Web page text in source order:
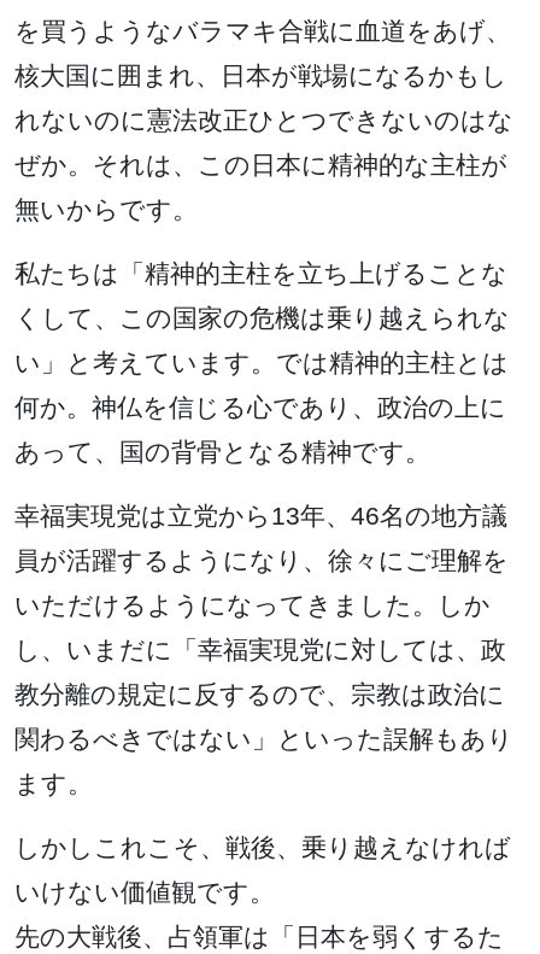
を買うようなバラマキ合戦に血道をあげ、
核大国に囲まれ、日本が戦場になるかもし
れないのに憲法改正ひとつできないのはな
ぜか。それは、この日本に精神的な主柱が
無いからです。
私たちは「精神的主柱を立ち上げることな
くして、この国家の危機は乗り越えられな
い」と考えています。では精神的主柱とは
何か。神仏を信じる心であり、政治の上に
あって、国の背骨となる精神です。
幸福実現党は立党から13年、46名の地方議
員が活躍するようになり、徐々にご理解を
いただけるようになってきました。しか
し、いまだに「幸福実現党に対しては、政
教分離の規定に反するので、宗教は政治に
関わるべきではない」といった誤解もあり
ます。
しかしこれこそ、戦後、乗り越えなければ
いけない価値観です。
先の大戦後、占領軍は「日本を弱くするた